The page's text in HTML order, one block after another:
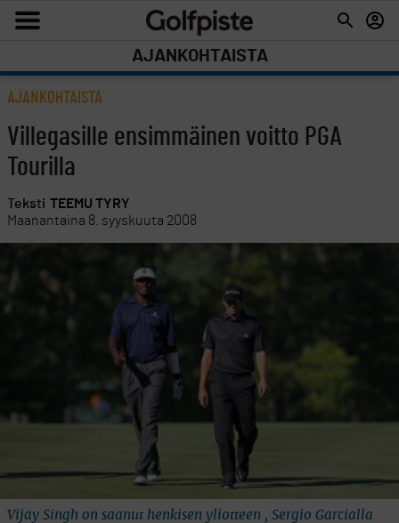
AJANKOHTAISTA
AJANKOHTAISTA
Villegasille ensimmäinen voitto PGA
Tourilla
Teksti TEEMU TYRY
Maanantaina 8. syyskuuta 2008
Vijay Singh on saanut henkisen yliotteen , Sergio Garcialla